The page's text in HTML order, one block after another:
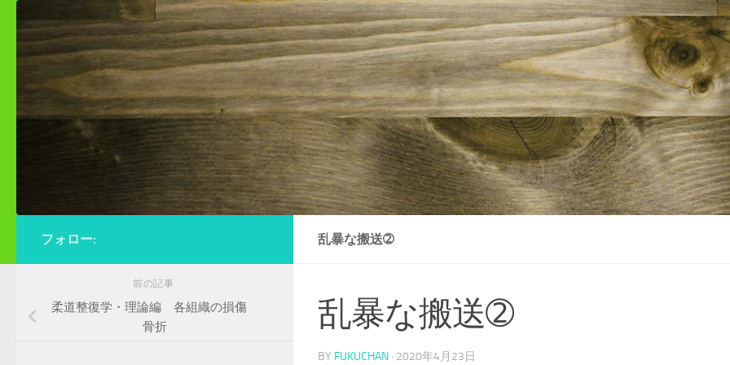
コンテンツへスキップ
乱暴な搬送➁
乱暴な搬送➁
BY FUKUCHAN · 2020年4月23日
フォロー:
前の記事
柔道整復学・理論編 各組織の損傷
骨折